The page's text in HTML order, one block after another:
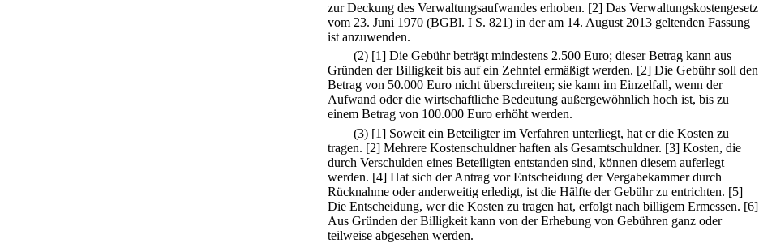
zur Deckung des Verwaltungsaufwandes erhoben. [2] Das Verwaltungskostengesetz
vom 23. Juni 1970 (BGBl. I S. 821) in der am 14. August 2013 geltenden Fassung
ist anzuwenden.
(2) [1] Die Gebühr beträgt mindestens 2.500 Euro; dieser Betrag kann aus
Gründen der Billigkeit bis auf ein Zehntel ermäßigt werden. [2] Die Gebühr soll den
Betrag von 50.000 Euro nicht überschreiten; sie kann im Einzelfall, wenn der
Aufwand oder die wirtschaftliche Bedeutung außergewöhnlich hoch ist, bis zu
einem Betrag von 100.000 Euro erhöht werden.
(3) [1] Soweit ein Beteiligter im Verfahren unterliegt, hat er die Kosten zu
tragen. [2] Mehrere Kostenschuldner haften als Gesamtschuldner. [3] Kosten, die
durch Verschulden eines Beteiligten entstanden sind, können diesem auferlegt
werden. [4] Hat sich der Antrag vor Entscheidung der Vergabekammer durch
Rücknahme oder anderweitig erledigt, ist die Hälfte der Gebühr zu entrichten. [5]
Die Entscheidung, wer die Kosten zu tragen hat, erfolgt nach billigem Ermessen. [6]
Aus Gründen der Billigkeit kann von der Erhebung von Gebühren ganz oder
teilweise abgesehen werden.